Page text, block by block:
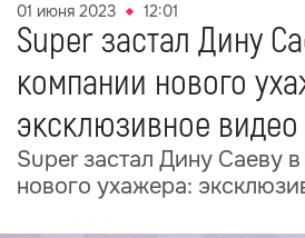
01 июня 2023 12:01
Super застал Дину
компании нового
эксклюзивное видео
Super застал Дину Саеву
нового ухажера: